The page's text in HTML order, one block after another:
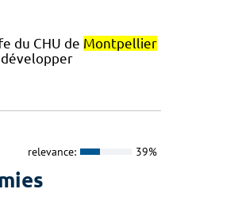
du CHU de Montpellier
relevance: 39%